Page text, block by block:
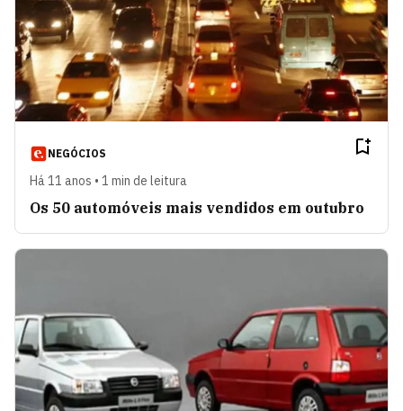
NEGÓCIOS
Há 11 anos • 1 min de leitura
Os 50 automóveis mais vendidos em outubro